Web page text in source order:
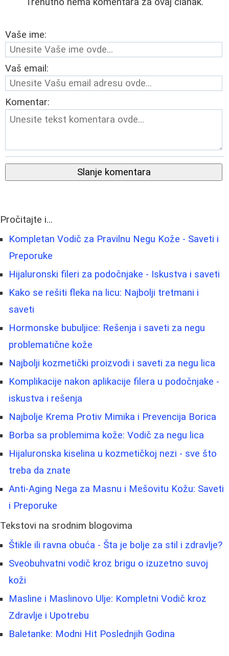
Vaše ime:
Vaš email:
Komentar:
Slanje komentara
Pročitajte i...
Kompletan Vodič za Pravilnu Negu Kože - Saveti i
Preporuke
Hijaluronski fileri za podočnjake - Iskustva i saveti
Kako se rešiti fleka na licu: Najbolji tretmani i
saveti
Hormonske bubuljice: Rešenja i saveti za negu
problematične kože
Najbolji kozmetički proizvodi i saveti za negu lica
Komplikacije nakon aplikacije filera u podočnjake -
iskustva i rešenja
Najbolje Krema Protiv Mimika i Prevencija Borica
Borba sa problemima kože: Vodič za negu lica
Hijaluronska kiselina u kozmetičkoj nezi - sve što
treba da znate
Anti-Aging Nega za Masnu i Mešovitu Kožu: Saveti
i Preporuke
Tekstovi na srodnim blogovima
Štikle ili ravna obuća - Šta je bolje za stil i zdravlje?
Sveobuhvatni vodič kroz brigu o izuzetno suvoj
koži
Masline i Maslinovo Ulje: Kompletni Vodič kroz
Zdravlje i Upotrebu
Baletanke: Modni Hit Poslednjih Godina